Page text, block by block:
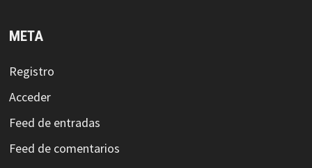
META
Registro
Acceder
Feed de entradas
Feed de comentarios